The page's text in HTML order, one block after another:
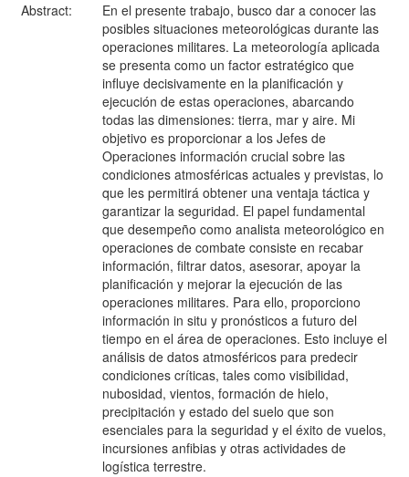
Abstract:
En el presente trabajo, busco dar a conocer las
posibles situaciones meteorológicas durante las
operaciones militares. La meteorología aplicada
se presenta como un factor estratégico que
influye decisivamente en la planificación y
ejecución de estas operaciones, abarcando
todas las dimensiones: tierra, mar y aire. Mi
objetivo es proporcionar a los Jefes de
Operaciones información crucial sobre las
condiciones atmosféricas actuales y previstas, lo
que les permitirá obtener una ventaja táctica y
garantizar la seguridad. El papel fundamental
que desempeño como analista meteorológico en
operaciones de combate consiste en recabar
información, filtrar datos, asesorar, apoyar la
planificación y mejorar la ejecución de las
operaciones militares. Para ello, proporciono
información in situ y pronósticos a futuro del
tiempo en el área de operaciones. Esto incluye el
análisis de datos atmosféricos para predecir
condiciones críticas, tales como visibilidad,
nubosidad, vientos, formación de hielo,
precipitación y estado del suelo que son
esenciales para la seguridad y el éxito de vuelos,
incursiones anfibias y otras actividades de
logística terrestre.